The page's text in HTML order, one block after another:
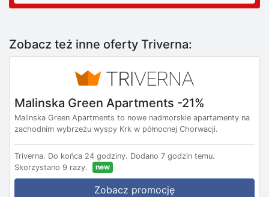
Zobacz też inne oferty Triverna:
Malinska Green Apartments -21%
Malinska Green Apartments to nowe nadmorskie apartamenty na
zachodnim wybrzeżu wyspy Krk w północnej Chorwacji.
Triverna. Do końca 24 godziny. Dodano 7 godzin temu.
Skorzystano 9 razy.
new
Zobacz promocję